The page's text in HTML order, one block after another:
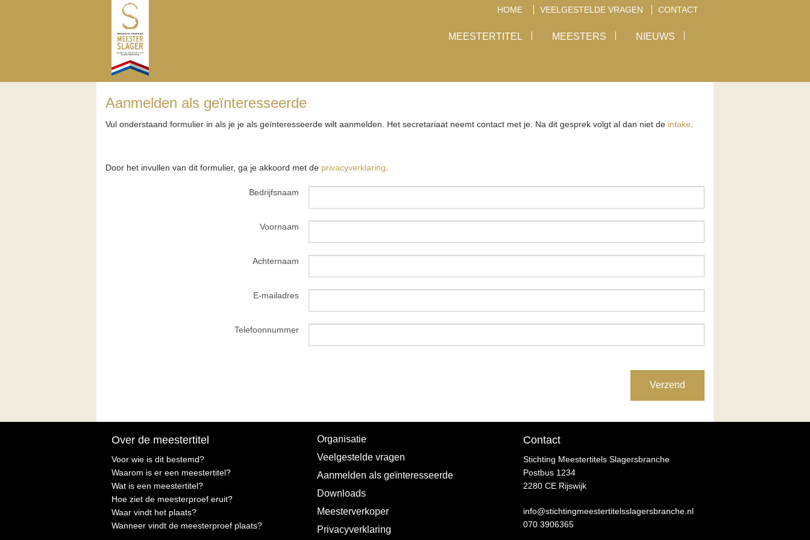
HOME VEELGESTELDE VRAGEN CONTACT
MEESTERTITEL MEESTERS NIEUWS
Aanmelden als geïnteresseerde
Vul onderstaand formulier in als je je als geïnteresseerde wilt aanmelden. Het secretariaat neemt contact met je. Na dit gesprek volgt al dan niet de intake
Door het invullen van dit formulier, ga je akkoord met de privacyverklaring
Bedrijfsnaam
Voornaam
Achternaam
E-mailadres
Telefoonnummer
Verzend
Over de meestertitel
Voor wie is dit bestemd?
Waarom is er een meestertitel?
Wat is een meestertitel?
Hoe ziet de meesterproef eruit?
Waar vindt het plaats?
Wanneer vindt de meesterproef plaats?
Organisatie
Veelgestelde vragen
Aanmelden als geïnteresseerde
Downloads
Meesterverkoper
Privacyverklaring
Contact
Stichting Meestertitels Slagersbranche
Postbus 1234
2280 CE Rijswijk
info@stichtingmeestertitelsslagersbranche.nl
070 3906365